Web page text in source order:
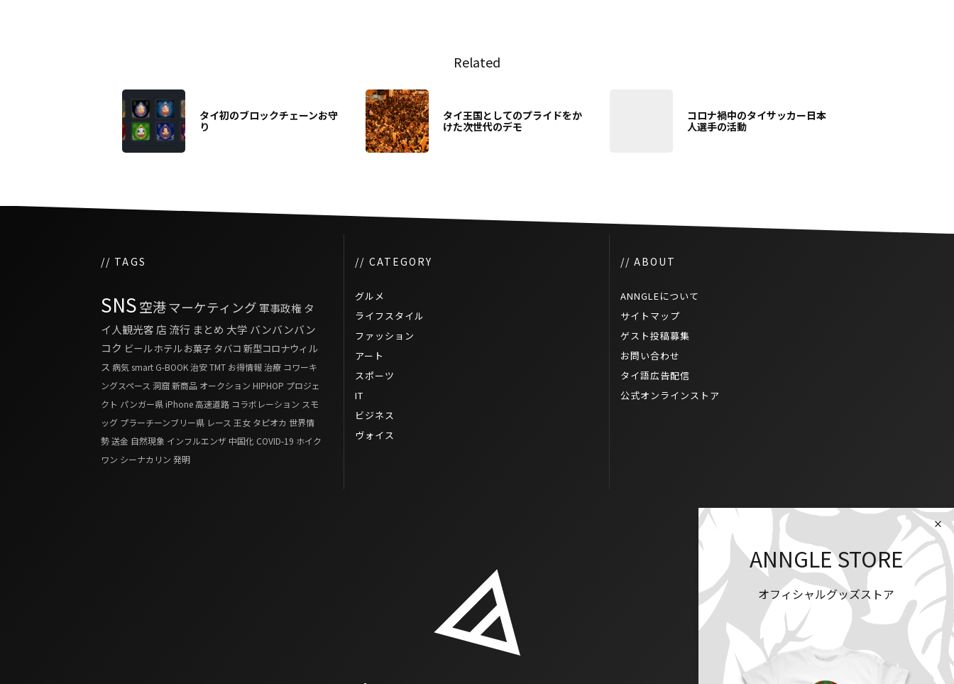
Related
タイ初のブロックチェーンお守
り
タイ王国としてのプライドをか
けた次世代のデモ
コロナ禍中のタイサッカー日本
人選手の活動
// TAGS
SNS空港マーケティング 軍事政権タ
イ人観光客 店 流行 まとめ 大学 バンバンバン
コク ビール ホテル お菓子 タバコ 新型コロナウィル
ス 病気 smart G-BOOK治安TMT お得情報治療 コワーキ
ングスペース 洞窟新商品 オークション HIPHOP プロジェ
クト パンガー県 iPhone高速道路 コラボレーション スモ
ッグ プラーチーンブリー県 レース 王女 タピオカ 世界情
勢送金 自然現象 インフルエンザ 中国化 COVID-19 ホイク
ワン シーナカリン 発明
// CATEGORY
グルメ
ライフスタイル
ファッション
アート
スポーツ
IT
ビジネス
ヴォイス
// ABOUT
ANNGLEについて
サイトマップ
ゲスト投稿募集
お問い合わせ
タイ語広告配信
公式オンラインストア
ANNGLE STORE
オフィシャルグッズストア